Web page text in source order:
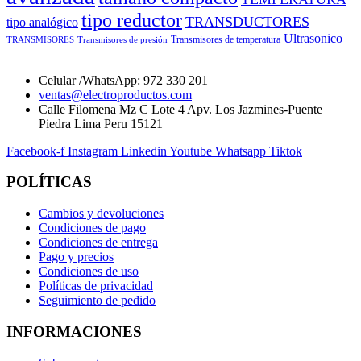
tipo analógico tipo reductor TRANSDUCTORES
TRANSMISORES Transmisores de presión Transmisores de temperatura Ultrasonico
Celular /WhatsApp: 972 330 201
ventas@electroproductos.com
Calle Filomena Mz C Lote 4 Apv. Los Jazmines-Puente
Piedra Lima Peru 15121
Facebook-f Instagram Linkedin Youtube Whatsapp Tiktok
POLÍTICAS
Cambios y devoluciones
Condiciones de pago
Condiciones de entrega
Pago y precios
Condiciones de uso
Políticas de privacidad
Seguimiento de pedido
INFORMACIONES